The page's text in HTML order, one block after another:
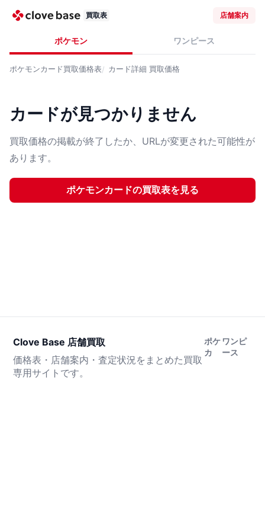
買取表 店舗案内
ポケモン ワンピース
ポケモンカード買取価格表 カード詳細 買取価格
カードが見つかりません
買取価格の掲載が終了したか、URLが変更された可能性が
あります。
ポケモンカードの買取表を見る
Clove Base 店舗買取
価格表・店舗案内・査定状況をまとめた買取
専用サイトです。
ポケ
カ
ワンピ
ース